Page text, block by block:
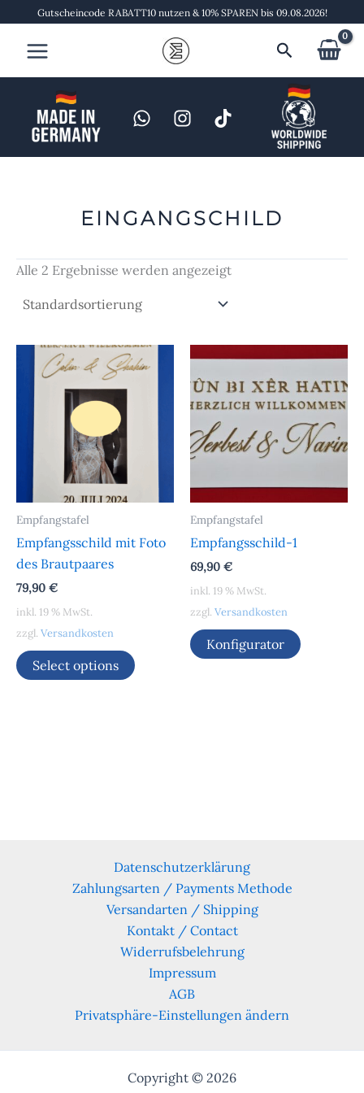
springen
Gutscheincode RABATT10 nutzen & 10% SPAREN bis 09.08.2026!
Suchen
EINGANGSCHILD
Alle 2 Ergebnisse werden angezeigt
Empfangstafel
Empfangsschild mit Foto
des Brautpaares
79,90 €
inkl. 19 % MwSt.
zzgl. Versandkosten
Select options
Empfangstafel
Empfangsschild-1
69,90 €
inkl. 19 % MwSt.
zzgl. Versandkosten
Konfigurator
Datenschutzerklärung
Zahlungsarten / Payments Methode
Versandarten / Shipping
Kontakt / Contact
Widerrufsbelehrung
Impressum
AGB
Privatsphäre-Einstellungen ändern
Copyright © 2026